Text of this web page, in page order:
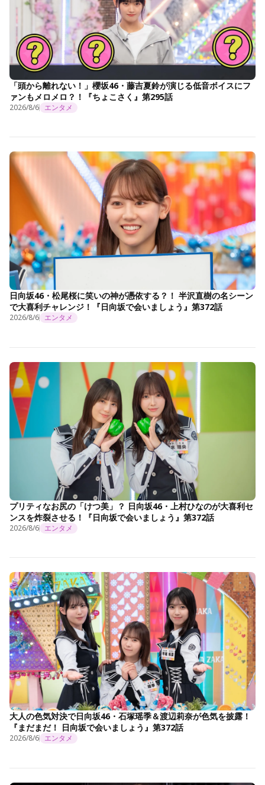
「頭から離れない！」櫻坂46・藤吉夏鈴が演じる低音ボイスにフ
ァンもメロメロ？！『ちょこさく』第295話
2026/8/6 エンタメ
日向坂46・松尾桜に笑いの神が憑依する？！ 半沢直樹の名シーン
で大喜利チャレンジ！『日向坂で会いましょう』第372話
2026/8/6 エンタメ
プリティなお尻の「けつ美」？ 日向坂46・上村ひなのが大喜利セ
ンスを炸裂させる！『日向坂で会いましょう』第372話
2026/8/6 エンタメ
大人の色気対決で日向坂46・石塚瑶季＆渡辺莉奈が色気を披露！
『まだまだ！ 日向坂で会いましょう』第372話
2026/8/6 エンタメ